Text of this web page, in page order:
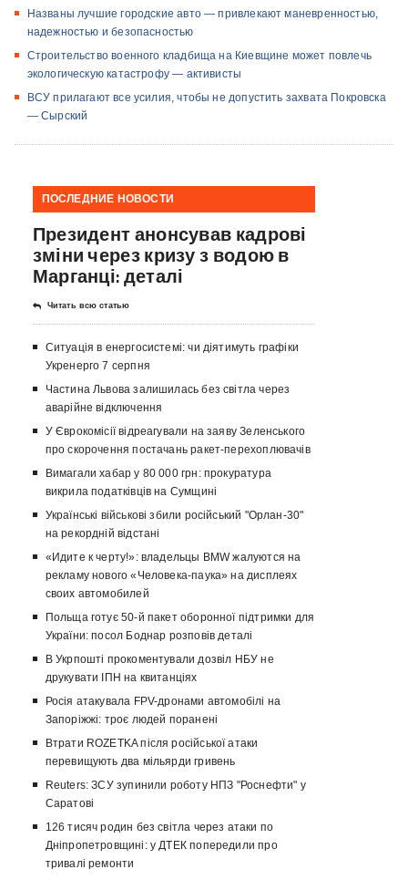
Названы лучшие городские авто — привлекают маневренностью,
надежностью и безопасностью
Строительство военного кладбища на Киевщине может повлечь
экологическую катастрофу — активисты
ВСУ прилагают все усилия, чтобы не допустить захвата Покровска
— Сырский
ПОСЛЕДНИЕ НОВОСТИ
Президент анонсував кадрові
зміни через кризу з водою в
Марганці: деталі
Читать всю статью
Ситуація в енергосистемі: чи діятимуть графіки
Укренерго 7 серпня
Частина Львова залишилась без світла через
аварійне відключення
У Єврокомісії відреагували на заяву Зеленського
про скорочення постачань ракет-перехоплювачів
Вимагали хабар у 80 000 грн: прокуратура
викрила податківців на Сумщині
Українські військові збили російський "Орлан-30"
на рекордній відстані
«Идите к черту!»: владельцы BMW жалуются на
рекламу нового «Человека-паука» на дисплеях
своих автомобилей
Польща готує 50-й пакет оборонної підтримки для
України: посол Боднар розповів деталі
В Укрпошті прокоментували дозвіл НБУ не
друкувати ІПН на квитанціях
Росія атакувала FPV-дронами автомобілі на
Запоріжжі: троє людей поранені
Втрати ROZETKA після російської атаки
перевищують два мільярди гривень
Reuters: ЗСУ зупинили роботу НПЗ "Роснефти" у
Саратові
126 тисяч родин без світла через атаки по
Дніпропетровщині: у ДТЕК попередили про
тривалі ремонти